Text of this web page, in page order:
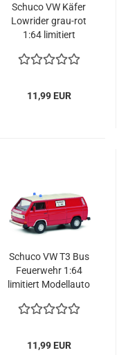
Schuco VW Käfer
Lowrider grau-rot
1:64 limitiert
11,99 EUR
Schuco VW T3 Bus
Feuerwehr 1:64
limitiert Modellauto
11,99 EUR